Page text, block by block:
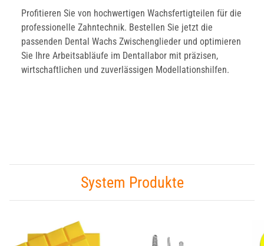
Profitieren Sie von hochwertigen Wachsfertigteilen für die
professionelle Zahntechnik. Bestellen Sie jetzt die
passenden Dental Wachs Zwischenglieder und optimieren
Sie Ihre Arbeitsabläufe im Dentallabor mit präzisen,
wirtschaftlichen und zuverlässigen Modellationshilfen.
System Produkte